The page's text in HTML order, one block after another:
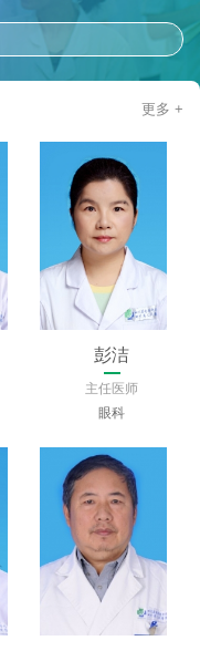
更多 +
彭洁
主任医师
眼科